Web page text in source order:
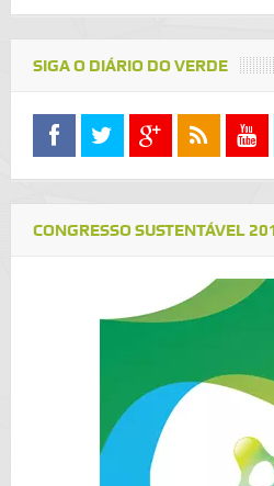
SIGA O DIÁRIO DO VERDE
CONGRESSO SUSTENTÁVEL